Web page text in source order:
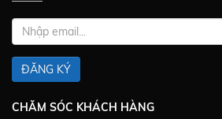
ĐĂNG KÝ
CHĂM SÓC KHÁCH HÀNG